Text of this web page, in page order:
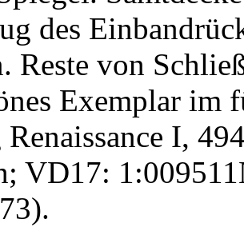
des
Reste von
Exemplar im
I,
VD17: